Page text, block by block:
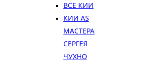
ВСЕ КИИ
КИИ AS
МАСТЕРА
СЕРГЕЯ
ЧУХНО